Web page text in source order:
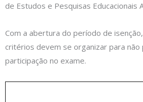
de Estudos e Pesquisas Educacionais
Com a abertura do período de
critérios devem se organizar para
participação no exame.